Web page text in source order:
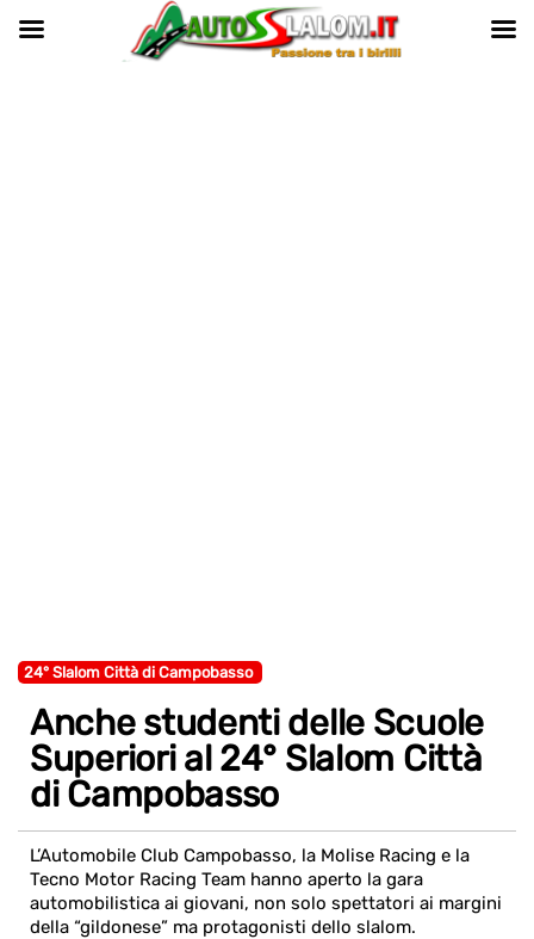
24° Slalom Città di Campobasso
Anche studenti delle Scuole
Superiori al 24° Slalom Città
di Campobasso
L’Automobile Club Campobasso, la Molise Racing e la
Tecno Motor Racing Team hanno aperto la gara
automobilistica ai giovani, non solo spettatori ai margini
della “gildonese” ma protagonisti dello slalom.